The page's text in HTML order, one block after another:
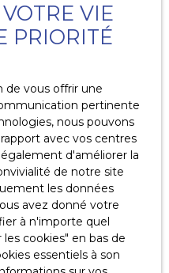
mes données
au RGPD. Si vous ne
de prospection
vous pouvez
prévu par l'article
sur le site
ou par courrier
CS 61311, 41013
traitement de vos
consulter notre
.
VIE
PRIORITÉ
de vous offrir une
pertinente
nous pouvons
avec vos centres
d'améliorer la
de notre site
les données
avez donné votre
à n'importe quel
cookies″ en bas de
essentiels à son